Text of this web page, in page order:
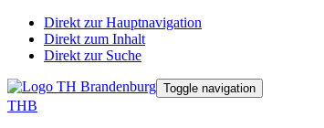
Direkt zur Hauptnavigation
Direkt zum Inhalt
Direkt zur Suche
Toggle navigation
THB